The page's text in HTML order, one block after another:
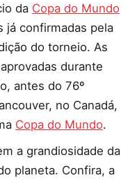
da Copa do Mundo
já confirmadas pela
do torneio. As
durante
antes do 76º
no Canadá,
Copa do Mundo.
a grandiosidade da
planeta. Confira, a